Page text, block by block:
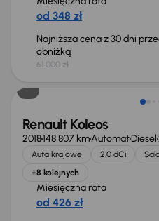
od 348 zł
Najniższa cena z 30 dni
obniżką
61 000 zł
Renault Koleos
2018148 807 kmAutomatDiesel
Auta krajowe 2.0 dCi
+8 kolejnych
Miesięczna rata
od 426 zł